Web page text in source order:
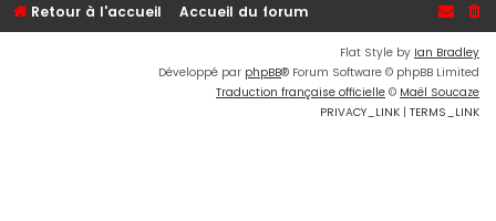
Retour à l'accueil Accueil du forum
Flat Style by Ian Bradley
Développé par phpBB® Forum Software © phpBB Limited
Traduction française officielle © Maël Soucaze
PRIVACY_LINK | TERMS_LINK